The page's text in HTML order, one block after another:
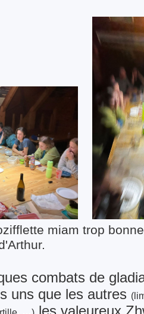
crozifflette
combats de
uns que les autres
les valeureux